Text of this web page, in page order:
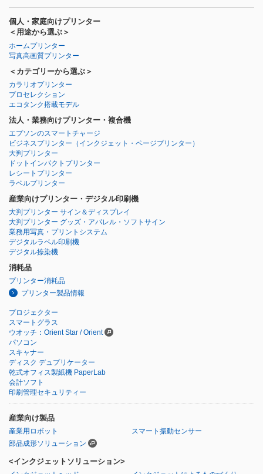
個人・家庭向けプリンター
＜用途から選ぶ＞
ホームプリンター
写真高画質プリンター
＜カテゴリーから選ぶ＞
カラリオプリンター
プロセレクション
エコタンク搭載モデル
法人・業務向けプリンター・複合機
エプソンのスマートチャージ
ビジネスプリンター （インクジェット・ページプリンター）
大判プリンター
ドットインパクトプリンター
レシートプリンター
ラベルプリンター
産業向けプリンター・デジタル印刷機
大判プリンター サイン＆ディスプレイ
大判プリンター グッズ・アパレル・ソフトサイン
業務用写真・プリントシステム
デジタルラベル印刷機
デジタル捺染機
消耗品
プリンター消耗品
プリンター製品情報
プロジェクター
スマートグラス
ウオッチ：Orient Star / Orient
パソコン
スキャナー
ディスク デュプリケーター
乾式オフィス製紙機 PaperLab
会計ソフト
印刷管理セキュリティー
産業向け製品
産業用ロボット
スマート振動センサー
部品成形ソリューション
<インクジェットソリューション>